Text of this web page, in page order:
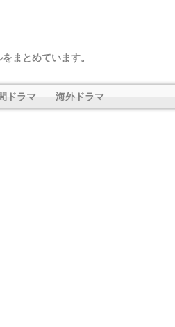
まとめています。
ドラマ 海外ドラマ